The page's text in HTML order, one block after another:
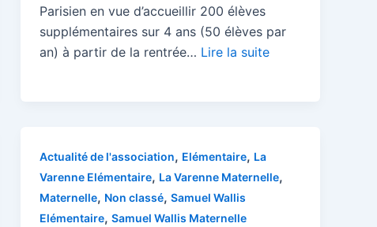
Parisien en vue d’accueillir 200 élèves
supplémentaires sur 4 ans (50 élèves par
an) à partir de la rentrée… Lire la suite
Actualité de l'association, Elémentaire, La
Varenne Elémentaire, La Varenne Maternelle,
Maternelle, Non classé,Samuel Wallis
Elémentaire,Samuel Wallis Maternelle